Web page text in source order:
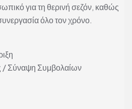
για τη θερινή σεζόν, καθώς
όλο τον χρόνο.
/ Σύναψη Συμβολαίων